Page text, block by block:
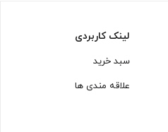
لینک کاربردی
سبد خرید
علاقه مندی ها